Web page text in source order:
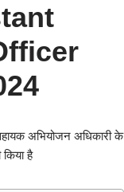
अभियोजन अधिकारी के
किया है